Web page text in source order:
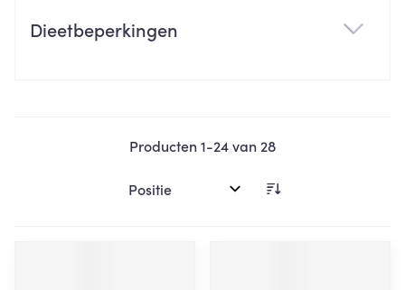
Dieetbeperkingen
Producten1-24van 28
Sorteer op: